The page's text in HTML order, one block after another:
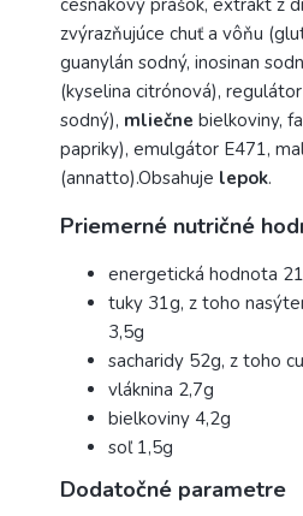
cesnakový prášok, extrakt z
zvýrazňujúce chuť a vôňu
guanylán sodný, inosinan
(kyselina citrónová),
sodný), mliečne bielkoviny,
papriky), emulgátor E471,
(annatto).Obsahuje lepok.
Priemerné nutričné
energetická hodnota
tuky 31g, z toho
3,5g
sacharidy 52g, z toho
vláknina 2,7g
bielkoviny 4,2g
soľ 1,5g
Dodatočné parametre